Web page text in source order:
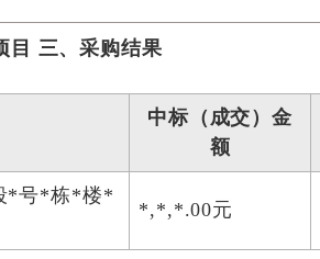
目 三、采购结果
中标（成交）金
额
*号*栋*楼*
*,*,*.00元